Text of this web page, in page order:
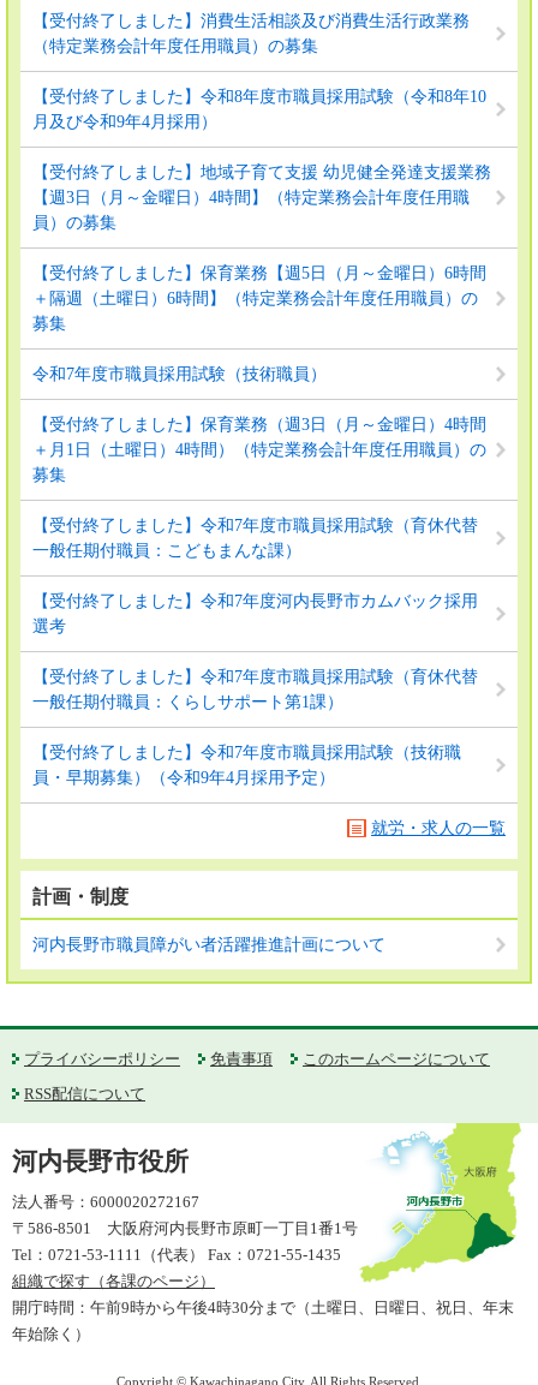
【受付終了しました】消費生活相談及び消費生活行政業務
（特定業務会計年度任用職員）の募集
【受付終了しました】令和8年度市職員採用試験（令和8年10
月及び令和9年4月採用）
【受付終了しました】地域子育て支援 幼児健全発達支援業務
【週3日（月～金曜日）4時間】（特定業務会計年度任用職
員）の募集
【受付終了しました】保育業務【週5日（月～金曜日）6時間
＋隔週（土曜日）6時間】（特定業務会計年度任用職員）の
募集
令和7年度市職員採用試験（技術職員）
【受付終了しました】保育業務（週3日（月～金曜日）4時間
＋月1日（土曜日）4時間）（特定業務会計年度任用職員）の
募集
【受付終了しました】令和7年度市職員採用試験（育休代替
一般任期付職員：こどもまんな課）
【受付終了しました】令和7年度河内長野市カムバック採用
選考
【受付終了しました】令和7年度市職員採用試験（育休代替
一般任期付職員：くらしサポート第1課）
【受付終了しました】令和7年度市職員採用試験（技術職
員・早期募集）（令和9年4月採用予定）
就労・求人の一覧
計画・制度
河内長野市職員障がい者活躍推進計画について
プライバシーポリシー 免責事項
このホームページについて
RSS配信について
河内長野市役所
法人番号：6000020272167
〒586-8501 大阪府河内長野市原町一丁目1番1号
Tel：0721-53-1111（代表） Fax：0721-55-1435
組織で探す（各課のページ）
開庁時間：午前9時から午後4時30分まで（土曜日、日曜日、祝日、年末
年始除く）
Copyright © Kawachinagano City. All Rights Reserved.